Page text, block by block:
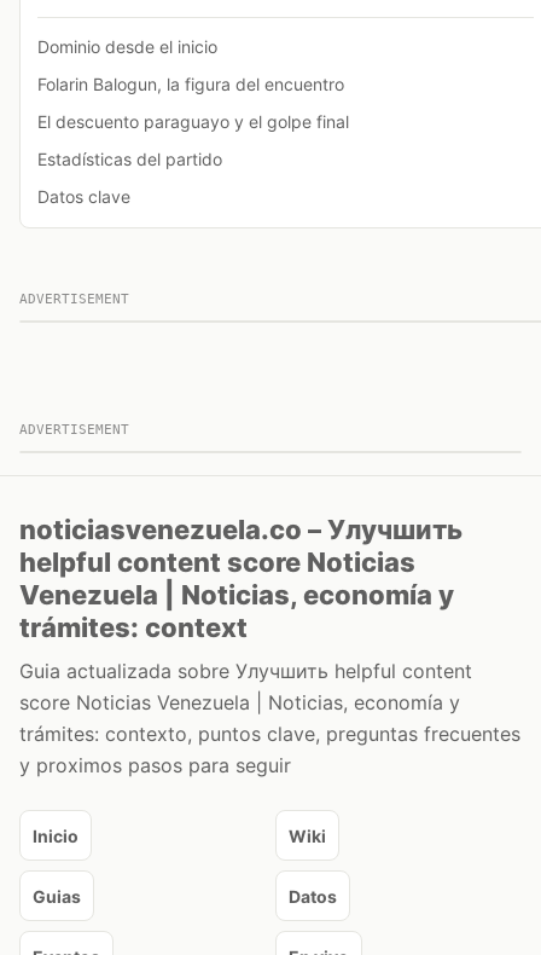
Dominio desde el inicio
Folarin Balogun, la figura del encuentro
El descuento paraguayo y el golpe final
Estadísticas del partido
Datos clave
ADVERTISEMENT
ADVERTISEMENT
noticiasvenezuela.co – Улучшить
helpful content score Noticias
Venezuela | Noticias, economía y
trámites: context
Guia actualizada sobre Улучшить helpful content
score Noticias Venezuela | Noticias, economía y
trámites: contexto, puntos clave, preguntas frecuentes
y proximos pasos para seguir
Inicio Wiki
Guias Datos